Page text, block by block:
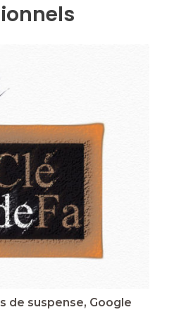
de suspense, Google